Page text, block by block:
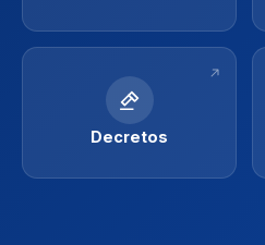
Decretos